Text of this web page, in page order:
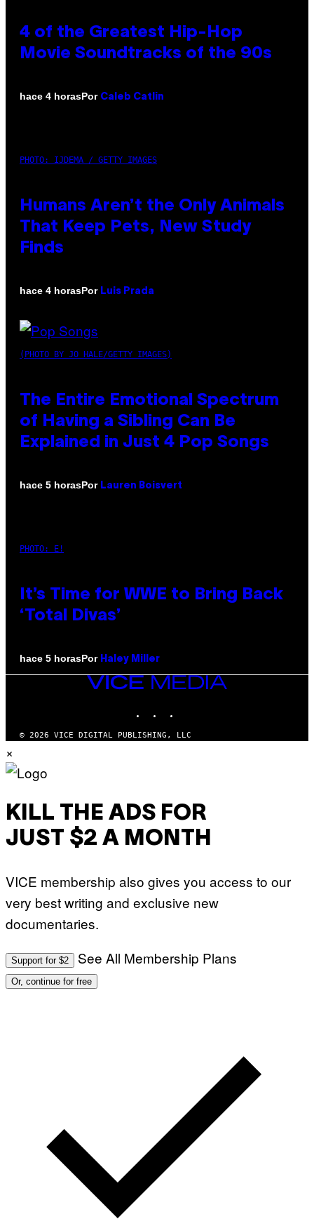
4 of the Greatest Hip-Hop
Movie Soundtracks of the 90s
hace 4 horasPor Caleb Catlin
PHOTO: IJDEMA / GETTY IMAGES
Humans Aren’t the Only Animals
That Keep Pets, New Study
Finds
hace 4 horasPor Luis Prada
(PHOTO BY JO HALE/GETTY IMAGES)
The Entire Emotional Spectrum
of Having a Sibling Can Be
Explained in Just 4 Pop Songs
hace 5 horasPor Lauren Boisvert
PHOTO: E!
It’s Time for WWE to Bring Back
‘Total Divas’
hace 5 horasPor Haley Miller
VICE
MEDIA
© 2026 VICE DIGITAL PUBLISHING, LLC
×
KILL THE ADS FOR
JUST $2 A MONTH
VICE membership also gives you access to our
very best writing and exclusive new
documentaries.
Support for $2 See All Membership Plans
Or, continue for free